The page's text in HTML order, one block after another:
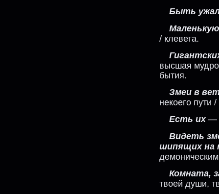
Быть
/ клевета.
высшая
бытия.
Змеи в
некоего пути
Есть их—
Видеть
шипящих на
Комната,
твоей души,